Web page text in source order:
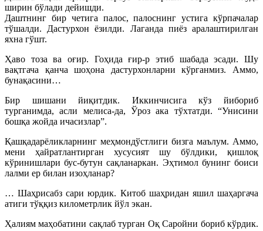
ширин бўлади дейишди.
Даштнинг бир четига палос, палоснинг устига кўрпачалар
тўшалди. Дастурхон ёзилди. Лаганда пиёз аралаштирилган
яхна гўшт.
Ҳаво тоза ва оғир. Гоҳида ғир-р этиб шабада эсади. Шу
вақтгача қанча шоҳона дастурхонларни кўрганмиз. Аммо,
бунақасини…
Бир шишани йиқитдик. Иккинчисига кўз йибориб
турганимда, асли мелиса-да, Ўроз ака тўхтатди. “Унисини
бошқа жойда ичасизлар”.
Қашқадарёликларнинг меҳмондўстлиги бизга маълум. Аммо,
мени ҳайратлантирган хусусият шу бўлдики, қишлоқ
кўринишлари бус-бутун сақланаркан. Эҳтимол бунинг боиси
лалми ер билан изоҳланар?
… Шаҳрисабз сари юрдик. Китоб шаҳридан яшил шаҳаргача
атиги тўққиз километрлик йўл экан.
Ҳалиям маҳобатини сақлаб турган Оқ Саройни бориб кўрдик.